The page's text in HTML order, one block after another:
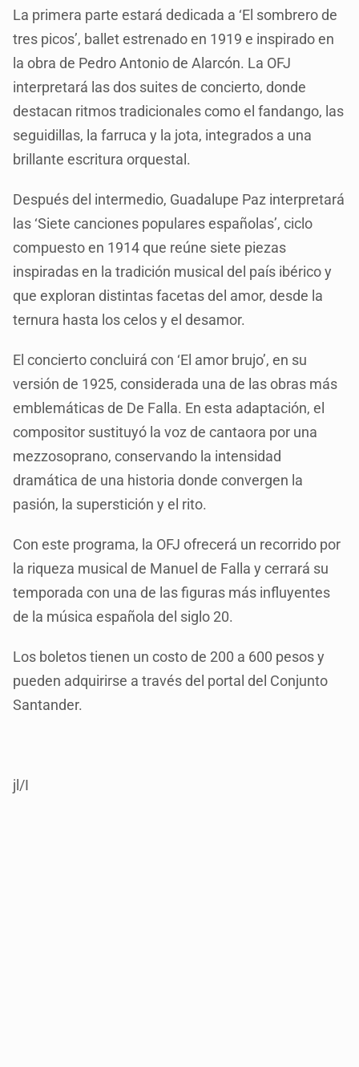
La primera parte estará dedicada a ‘El sombrero de
tres picos’, ballet estrenado en 1919 e inspirado en
la obra de Pedro Antonio de Alarcón. La OFJ
interpretará las dos suites de concierto, donde
destacan ritmos tradicionales como el fandango, las
seguidillas, la farruca y la jota, integrados a una
brillante escritura orquestal.
Después del intermedio, Guadalupe Paz interpretará
las ‘Siete canciones populares españolas’, ciclo
compuesto en 1914 que reúne siete piezas
inspiradas en la tradición musical del país ibérico y
que exploran distintas facetas del amor, desde la
ternura hasta los celos y el desamor.
El concierto concluirá con ‘El amor brujo’, en su
versión de 1925, considerada una de las obras más
emblemáticas de De Falla. En esta adaptación, el
compositor sustituyó la voz de cantaora por una
mezzosoprano, conservando la intensidad
dramática de una historia donde convergen la
pasión, la superstición y el rito.
Con este programa, la OFJ ofrecerá un recorrido por
la riqueza musical de Manuel de Falla y cerrará su
temporada con una de las figuras más influyentes
de la música española del siglo 20.
Los boletos tienen un costo de 200 a 600 pesos y
pueden adquirirse a través del portal del Conjunto
Santander.
jl/I